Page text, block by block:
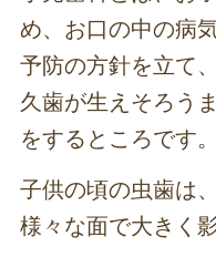
め、お口の中の病
予防の方針を立て
久歯が生えそろう
をするところです。
子供の頃の虫歯は
様々な面で大きく